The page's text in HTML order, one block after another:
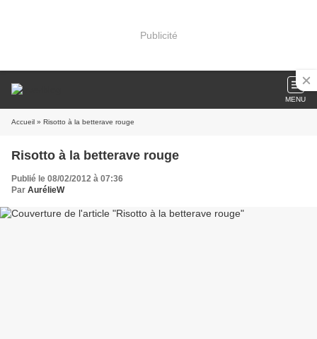
Publicité
MENU
Accueil » Risotto à la betterave rouge
Risotto à la betterave rouge
Publié le 08/02/2012 à 07:36
Par AurélieW